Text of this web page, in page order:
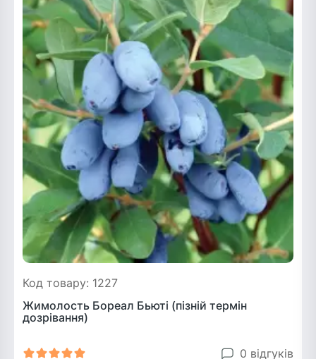
Код товару: 1227
Жимолость Бореал Бьюті (пізній термін
дозрівання)
0 відгуків